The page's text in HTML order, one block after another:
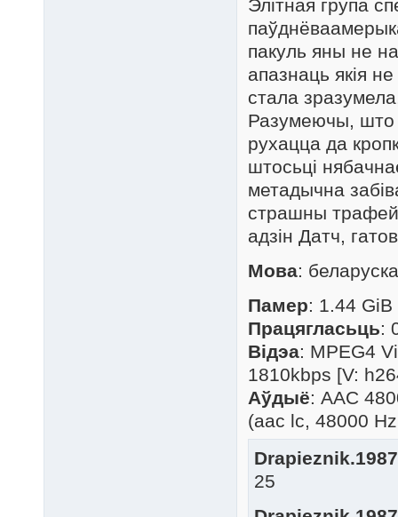
Элітная група
пакуль яны не
апазнаць якія
стала
Разумеючы, што
рухацца да
штосьці
метадычна
страшны
адзін Датч,
Мова:
Памер: 1.44 GiB
Працягласьць:
Відэа: MPEG4
1810kbps [V:
Аўдыё: AAC
(aac lc, 48000
25